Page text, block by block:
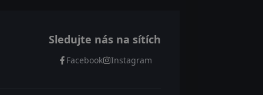
Sledujte nás na sítích
Facebook Instagram